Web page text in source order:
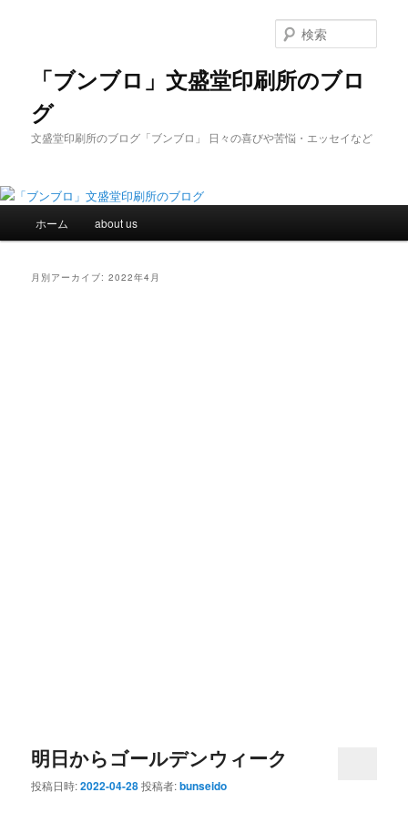
移
動
動
「ブンブロ」文盛堂印刷所のブロ
グ
文盛堂印刷所のブログ「ブンブロ」 日々の喜びや苦悩・エッセイなど
索
ホーム about us
月別アーカイブ:2022年4月
明日からゴールデンウィーク
投稿日時:2022-04-28投稿者:bunseido